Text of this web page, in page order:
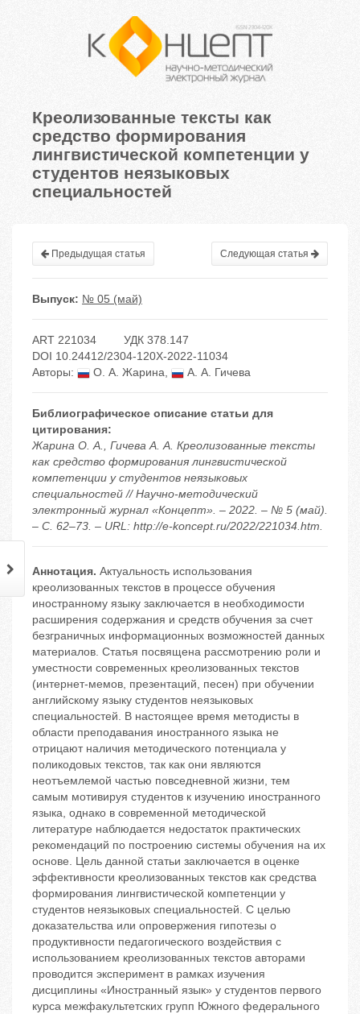
Креолизованные тексты как
средство формирования
лингвистической компетенции у
студентов неязыковых
специальностей
Предыдущая статья Следующая статья
Выпуск: № 05 (май)
ART 221034
УДК 378.147
DOI 10.24412/2304-120X-2022-11034
Авторы:
О. А. Жарина, А. А. Гичева
Библиографическое описание статьи для
цитирования:
Жарина О. А., Гичева А. А. Креолизованные тексты
как средство формирования лингвистической
компетенции у студентов неязыковых
специальностей // Научно-методический
электронный журнал «Концепт». – 2022. – № 5 (май).
– С. 62–73. – URL: http://e-koncept.ru/2022/221034.htm.
Аннотация. Актуальность использования
креолизованных текстов в процессе обучения
иностранному языку заключается в необходимости
расширения содержания и средств обучения за счет
безграничных информационных возможностей данных
материалов. Статья посвящена рассмотрению роли и
уместности современных креолизованных текстов
(интернет-мемов, презентаций, песен) при обучении
английскому языку студентов неязыковых
специальностей. В настоящее время методисты в
области преподавания иностранного языка не
отрицают наличия методического потенциала у
поликодовых текстов, так как они являются
неотъемлемой частью повседневной жизни, тем
самым мотивируя студентов к изучению иностранного
языка, однако в современной методической
литературе наблюдается недостаток практических
рекомендаций по построению системы обучения на их
основе. Цель данной статьи заключается в оценке
эффективности креолизованных текстов как средства
формирования лингвистической компетенции у
студентов неязыковых специальностей. С целью
доказательства или опровержения гипотезы о
продуктивности педагогического воздействия с
использованием креолизованных текстов авторами
проводится эксперимент в рамках изучения
дисциплины «Иностранный язык» у студентов первого
курса межфакультетских групп Южного федерального